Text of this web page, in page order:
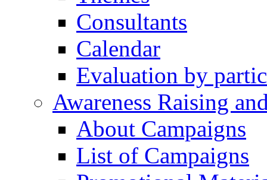
Consultants
Calendar
Evaluation by
Awareness Raising
About Campaigns
List of Campaigns